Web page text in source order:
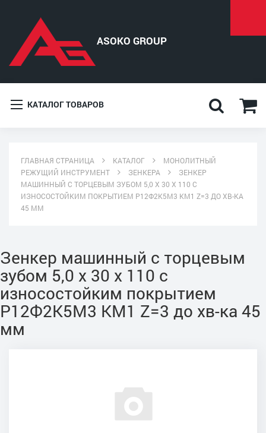
КАТАЛОГ ТОВАРОВ
ГЛАВНАЯ СТРАНИЦА КАТАЛОГ
МОНОЛИТНЫЙ
РЕЖУЩИЙ ИНСТРУМЕНТ
ЗЕНКЕРА
ЗЕНКЕР
МАШИННЫЙ С ТОРЦЕВЫМ ЗУБОМ 5,0 Х 30 Х 110 С
ИЗНОСОСТОЙКИМ ПОКРЫТИЕМ Р12Ф2К5М3 КМ1 Z=3 ДО ХВ-КА
45 ММ
Зенкер машинный с торцевым
зубом 5,0 х 30 х 110 с
износостойким покрытием
Р12Ф2К5М3 КМ1 Z=3 до хв-ка 45
мм